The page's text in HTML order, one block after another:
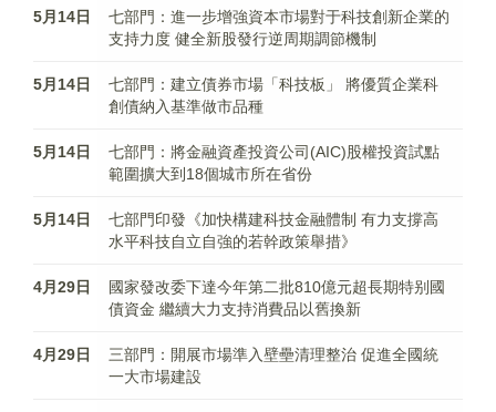
5月14日
七部門：進一步增強資本市場對于科技創新企業的
支持力度 健全新股發行逆周期調節機制
5月14日
七部門：建立債券市場「科技板」 將優質企業科
創債納入基準做市品種
5月14日
七部門：將金融資產投資公司(AIC)股權投資試點
範圍擴大到18個城市所在省份
5月14日
七部門印發《加快構建科技金融體制 有力支撐高
水平科技自立自強的若幹政策舉措》
4月29日
國家發改委下達今年第二批810億元超長期特别國
債資金 繼續大力支持消費品以舊換新
4月29日
三部門：開展市場準入壁壘清理整治 促進全國統
一大市場建設